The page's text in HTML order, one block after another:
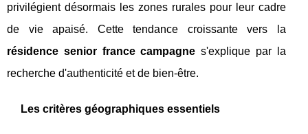
privilégient désormais les zones rurales pour leur cadre
de vie apaisé. Cette tendance croissante vers la
résidence senior france campagne s'explique par la
recherche d'authenticité et de bien-être.
Les critères géographiques essentiels